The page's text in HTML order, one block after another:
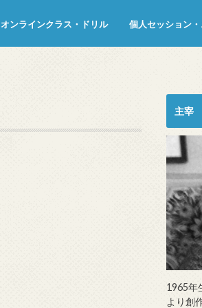
オンラインクラス・ドリル 個人セッション
主宰
1965年
より創